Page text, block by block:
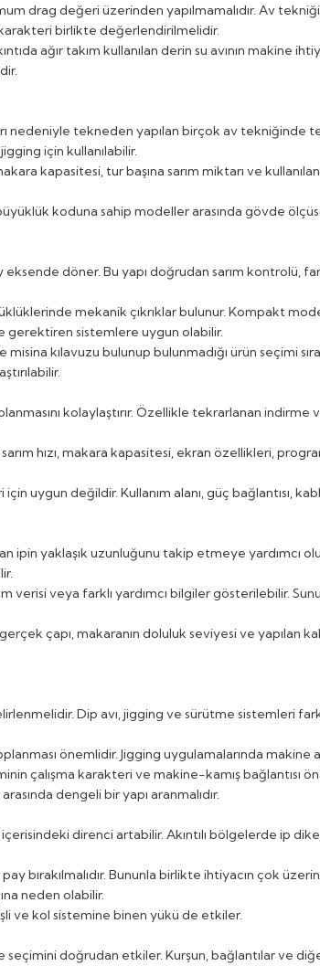
drag değeri üzerinden yapılmamalıdır. Av tekniği,
karakteri birlikte değerlendirilmelidir.
ağır takım kullanılan derin su avının makine
nedeniyle tekneden yapılan birçok av tekniğinde
için kullanılabilir.
kapasitesi, tur başına sarım miktarı ve
koduna sahip modeller arasında gövde
döner. Bu yapı doğrudan sarım kontrolü,
mekanik çıkrıklar bulunur. Kompakt
gerektiren sistemlere uygun olabilir.
kılavuzu bulunup bulunmadığı ürün seçimi
kolaylaştırır. Özellikle tekrarlanan
hızı, makara kapasitesi, ekran özellikleri,
değildir. Kullanım alanı, güç bağlantısı,
yaklaşık uzunluğunu takip etmeye yardımcı
verisi veya farklı yardımcı bilgiler gösterilebilir.
çapı, makaranın doluluk seviyesi ve yapılan
Dip avı, jigging ve sürütme sistemleri
önemlidir. Jigging uygulamalarında makine
çalışma karakteri ve makine-kamış bağlantısı
dengeli bir yapı aranmalıdır.
direnci artabilir. Akıntılı bölgelerde ip
bırakılmalıdır. Bununla birlikte ihtiyacın çok
neden olabilir.
ve kol sistemine binen yükü de etkiler.
seçimini doğrudan etkiler. Kurşun, bağlantılar ve